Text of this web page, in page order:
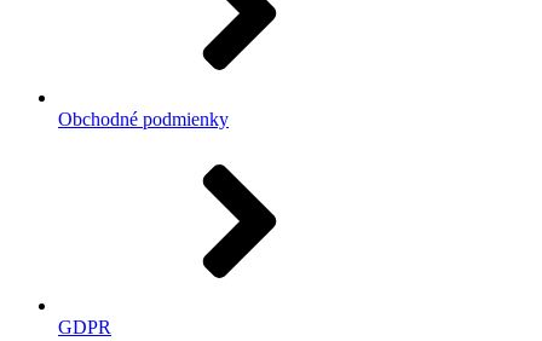
Obchodné podmienky
GDPR